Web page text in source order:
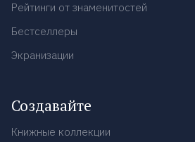
Рейтинги от знаменитостей
Бестселлеры
Экранизации
Создавайте
Книжные коллекции